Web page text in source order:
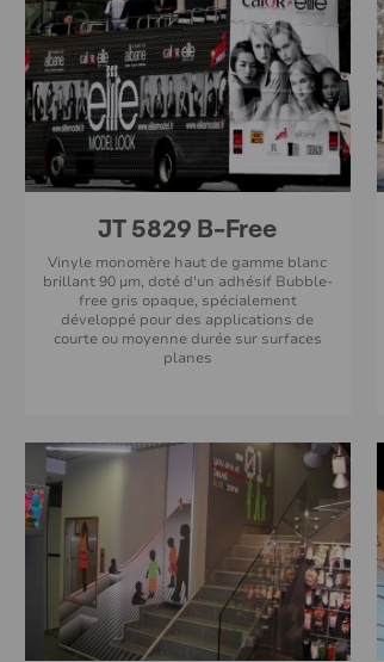
JT 5829 B-Free
Vinyle monomère haut de gamme blanc
brillant 90 µm, doté d'un adhésif Bubble-
free gris opaque, spécialement
développé pour des applications de
courte ou moyenne durée sur surfaces
planes